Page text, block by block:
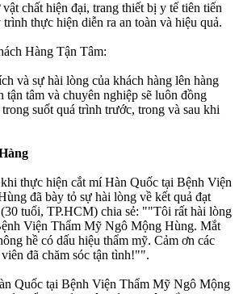
chất hiện đại, trang thiết bị y tế tiên tiến
thực hiện diễn ra an toàn và hiệu quả.
Hàng Tận Tâm:
và sự hài lòng của khách hàng lên hàng
tâm và chuyên nghiệp sẽ luôn đồng
suốt quá trình trước, trong và sau khi
thực hiện cắt mí Hàn Quốc tại Bệnh Viện
đã bày tỏ sự hài lòng về kết quả đạt
tuổi, TP.HCM) chia sẻ: ""Tôi rất hài lòng
Viện Thẩm Mỹ Ngô Mộng Hùng. Mắt
hề có dấu hiệu thẩm mỹ. Cảm ơn các
đã chăm sóc tận tình!"".
Quốc tại Bệnh Viện Thẩm Mỹ Ngô Mộng